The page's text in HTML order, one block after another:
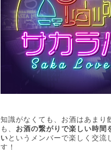
知識がなくても、お酒はあまり
も、 お酒の繋がりで楽しい時間
い というメンバーで楽しく交流
す！